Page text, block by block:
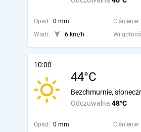
Opad: 0 mm Ciśnienie:
Wiatr:
6 km/h
10:00
44°C
Odczuwalna 48°C
Bezchmurnie,
Opad: 0 mm Ciśnienie: